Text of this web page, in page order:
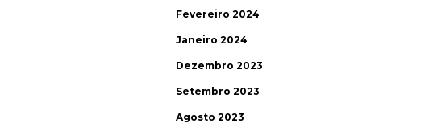
Fevereiro 2024
Janeiro 2024
Dezembro 2023
Setembro 2023
Agosto 2023